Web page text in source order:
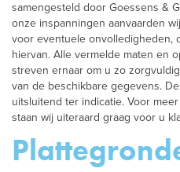
samengesteld door Goessens &
onze inspanningen aanvaarden
voor eventuele onvolledigheden,
hiervan. Alle vermelde maten en
streven ernaar om u zo
van de beschikbare gegevens.
uitsluitend ter indicatie. Voor
staan wij uiteraard graag voor u